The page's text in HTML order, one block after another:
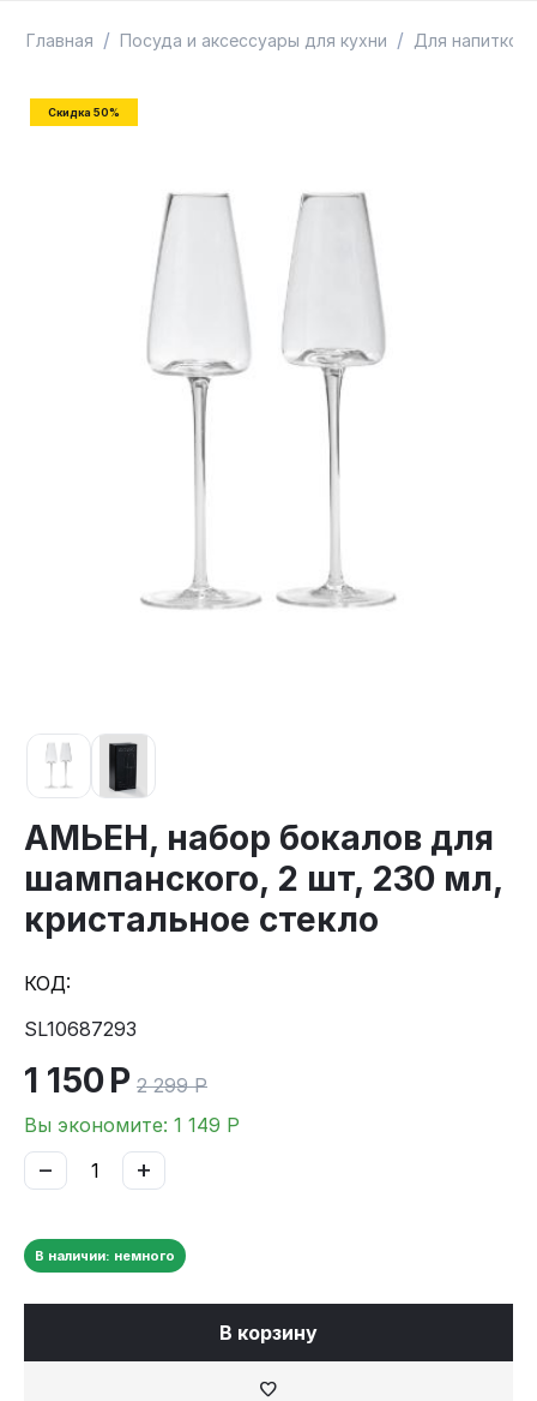
Главная / Посуда и аксессуары для кухни / Для напитков
Скидка 50%
АМЬЕН, набор бокалов для
шампанского, 2 шт, 230 мл,
кристальное стекло
КОД:
SL10687293
1 150Р 2 299 Р
Вы экономите: 1 149 Р
+
−
В наличии: немного
В корзину